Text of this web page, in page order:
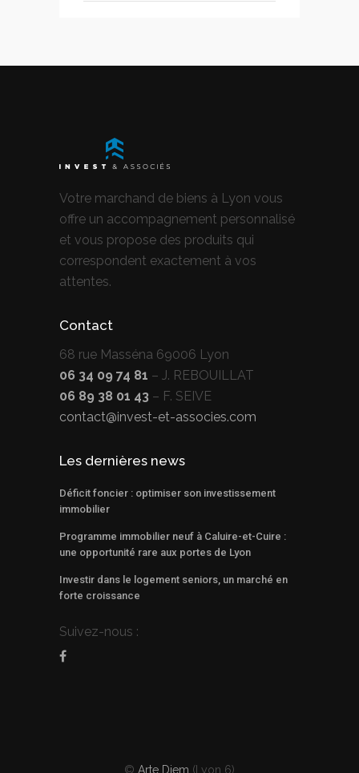
Votre marchand de biens à Lyon vous
offre un accompagnement personnalisé
et vous propose des produits qui
correspondent exactement à vos
attentes.
Contact
68 rue Masséna 69006 Lyon
06 34 09 74 81 – J. REBOUILLAT
06 89 38 01 43 – F. SEIVE
contact@invest-et-associes.com
Les dernières news
Déficit foncier : optimiser son investissement
immobilier
Programme immobilier neuf à Caluire-et-Cuire :
une opportunité rare aux portes de Lyon
Investir dans le logement seniors, un marché en
forte croissance
Suivez-nous :
© Arte Diem (Lyon 6)